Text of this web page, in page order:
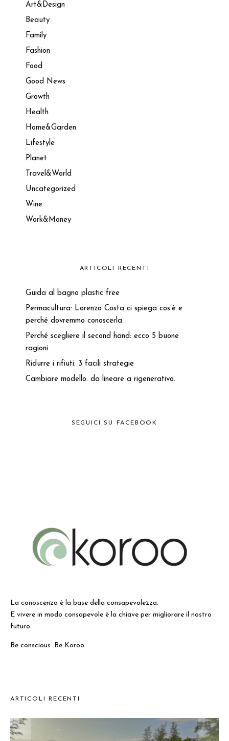
Art&Design
Beauty
Family
Fashion
Food
Good News
Growth
Health
Home&Garden
Lifestyle
Planet
Travel&World
Uncategorized
Wine
Work&Money
ARTICOLI RECENTI
Guida al bagno plastic free
Permacultura: Lorenzo Costa ci spiega cos’è e
perché dovremmo conoscerla
Perché scegliere il second hand: ecco 5 buone
ragioni
Ridurre i rifiuti: 3 facili strategie
Cambiare modello: da lineare a rigenerativo.
SEGUICI SU FACEBOOK
La conoscenza è la base della consapevolezza.
E vivere in modo consapevole è la chiave per migliorare il nostro
futuro.
Be conscious. Be Koroo.
ARTICOLI RECENTI